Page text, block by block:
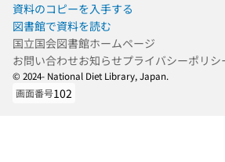
資料のコピーを入手する
図書館で資料を読む
国立国会図書館ホームページ
お問い合わせお知らせプライバシーポリシ
© 2024- National Diet Library, Japan.
画面番号102